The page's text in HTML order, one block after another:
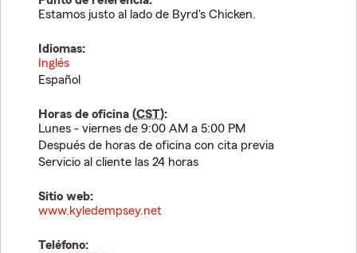
Estamos justo al lado de Byrd's Chicken.
Idiomas:
Inglés
Español
Horas de oficina (CST):
Lunes - viernes de 9:00 AM a 5:00 PM
Después de horas de oficina con cita previa
Servicio al cliente las 24 horas
Sitio web:
www.kyledempsey.net
Teléfono: